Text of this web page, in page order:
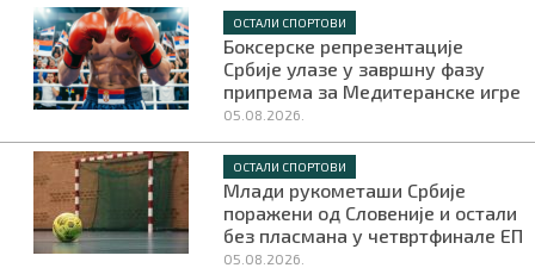
ОСТАЛИ СПОРТОВИ
Боксерске репрезентације
Србије улазе у завршну фазу
припрема за Медитеранске игре
05.08.2026.
ОСТАЛИ СПОРТОВИ
Млади рукометаши Србије
поражени од Словеније и остали
без пласмана у четвртфинале ЕП
05.08.2026.